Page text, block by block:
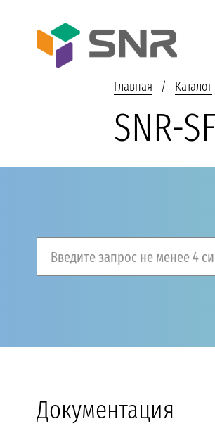
Главная Каталог
SNR-
Введите запрос не менее 4
Документация